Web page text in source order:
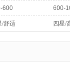
600 600-
/舒适 四星/